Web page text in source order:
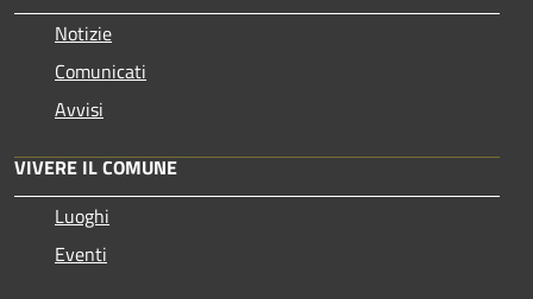
Notizie
Comunicati
Avvisi
VIVERE IL COMUNE
Luoghi
Eventi